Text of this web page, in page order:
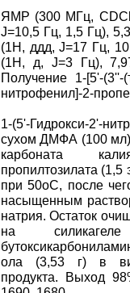
ЯМР (300 МГц,
J=10,5 Гц, 1,5 Гц),
(1H, ддд, J=17 Гц,
(1H, д, J=3 Гц),
Получение 1-[5'-(3''-
нитрофенил]-2-
1-(5'-Гидрокси-2'-
сухом ДМФА (100
карбоната
пропилтозилата
при 50oC, после
насыщенным
натрия. Остаток
на
ола (3,53 г) в
продукта. Выход